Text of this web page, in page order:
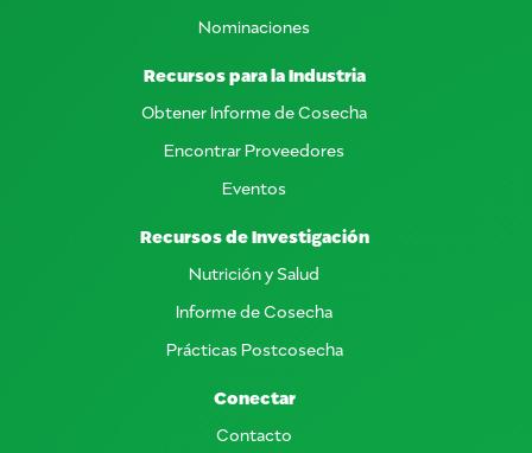
Nominaciones
Recursos para la Industria
Obtener Informe de Cosecha
Encontrar Proveedores
Eventos
Recursos de Investigación
Nutrición y Salud
Informe de Cosecha
Prácticas Postcosecha
Conectar
Contacto